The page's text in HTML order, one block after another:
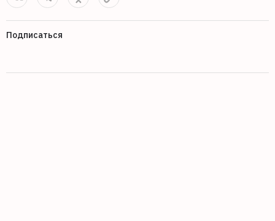
Подписаться